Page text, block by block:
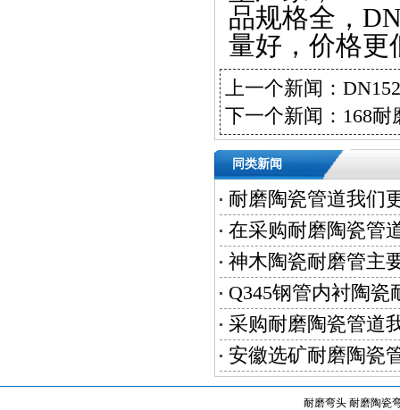
品规格全，
量好，价格
上一个新闻：
下一个新闻： 168耐
同类新闻
耐磨陶瓷管道我们
在采购耐磨陶瓷管
神木陶瓷耐磨管主
Q345钢管内衬陶
采购耐磨陶瓷管道
安徽选矿耐磨陶瓷
耐磨弯头 耐磨陶瓷